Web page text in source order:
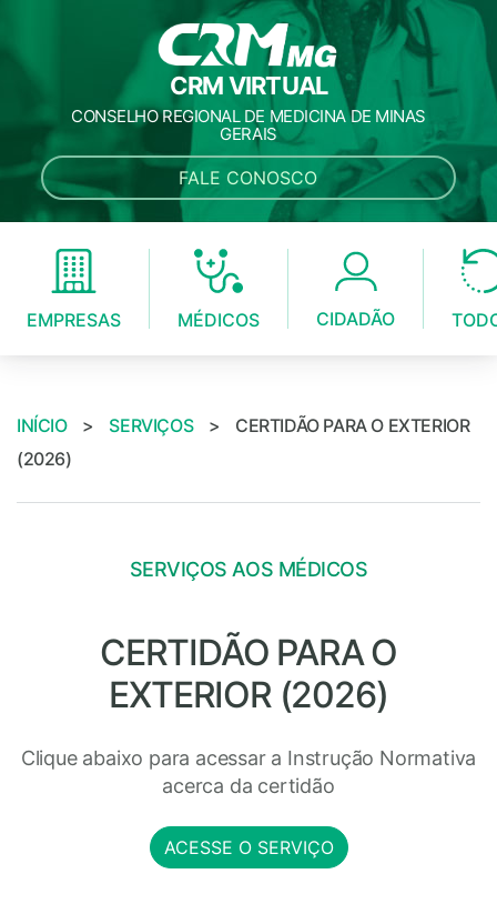
CRM VIRTUAL
CONSELHO REGIONAL DE MEDICINA DE MINAS
GERAIS
FALE CONOSCO
EMPRESAS MÉDICOS CIDADÃO
INÍCIO > SERVIÇOS >
CERTIDÃO PARA O EXTERIOR
(2026)
SERVIÇOS AOS MÉDICOS
CERTIDÃO PARA O
EXTERIOR (2026)
Clique abaixo para acessar a Instrução Normativa
acerca da certidão
ACESSE O SERVIÇO